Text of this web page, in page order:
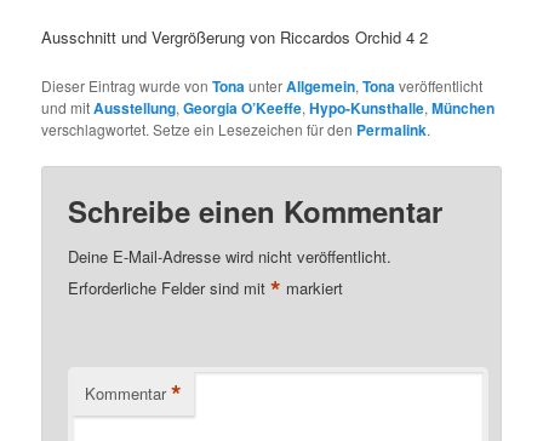
Ausschnitt und Vergrößerung von Riccardos Orchid 4 2
Dieser Eintrag wurde vonTonaunterAllgemein,Tonaveröffentlicht
und mitAusstellung,Georgia O’Keeffe,Hypo-Kunsthalle,München
verschlagwortet. Setze ein Lesezeichen für den Permalink.
Schreibe einen Kommentar
Deine E-Mail-Adresse wird nicht veröffentlicht.
Erforderliche Felder sind mit* markiert
Kommentar *